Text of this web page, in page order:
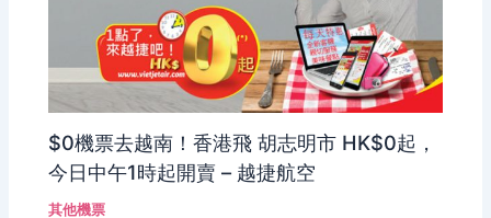
$0機票去越南！香港飛 胡志明市 HK$0起，
今日中午1時起開賣 – 越捷航空
其他機票